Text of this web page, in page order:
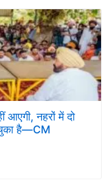
आएगी, नहरों में दो
चुका है—CM